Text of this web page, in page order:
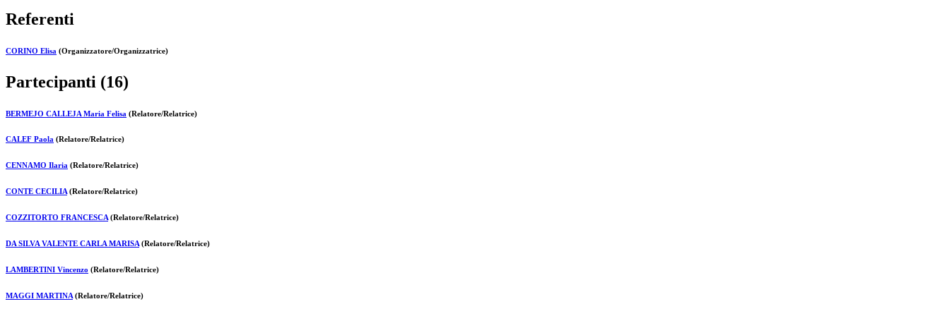
Referenti
CORINO Elisa (Organizzatore/Organizzatrice)
Partecipanti (16)
BERMEJO CALLEJA Maria Felisa (Relatore/Relatrice)
CALEF Paola (Relatore/Relatrice)
CENNAMO Ilaria (Relatore/Relatrice)
CONTE CECILIA(Relatore/Relatrice)
COZZITORTO FRANCESCA (Relatore/Relatrice)
DA SILVA VALENTE CARLA MARISA (Relatore/Relatrice)
LAMBERTINI Vincenzo (Relatore/Relatrice)
MAGGI MARTINA (Relatore/Relatrice)